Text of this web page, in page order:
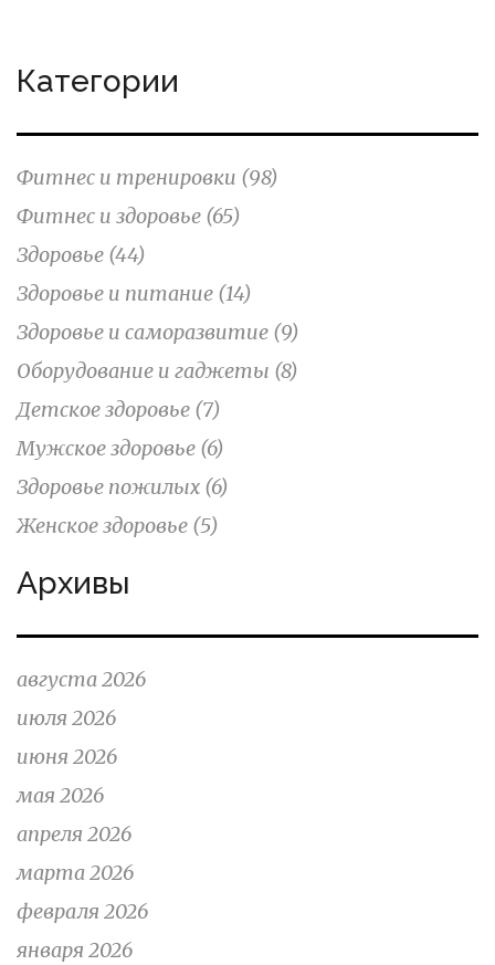
Категории
Фитнес и тренировки (98)
Фитнес и здоровье (65)
Здоровье (44)
Здоровье и питание (14)
Здоровье и саморазвитие (9)
Оборудование и гаджеты (8)
Детское здоровье (7)
Мужское здоровье (6)
Здоровье пожилых (6)
Женское здоровье (5)
Архивы
августа 2026
июля 2026
июня 2026
мая 2026
апреля 2026
марта 2026
февраля 2026
января 2026